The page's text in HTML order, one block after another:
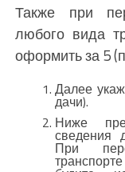
Также при
любого вида
оформить за 5
Далее
дачи).
Ниже
сведения
При